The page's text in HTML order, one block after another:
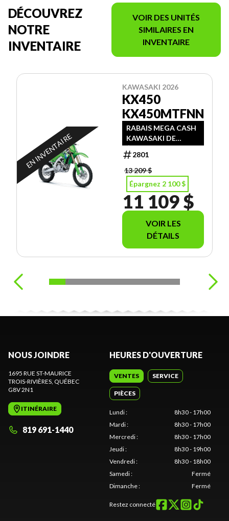
DÉCOUVREZ
NOTRE
INVENTAIRE
VOIR DES UNITÉS
SIMILAIRES EN
INVENTAIRE
EN INVENTAIRE
KAWASAKI 2026
KX450
KX450MTFNN
RABAIS MEGA CASH
KAWASAKI DE
$1500.00 + RABAIS
PROMO D'ÉTÉ
MORIN SPORTS DE
$600.00
2801
13 209 $
Épargnez 2 100 $
11 109 $
VOIR LES
DÉTAILS
NOUS JOINDRE
1695 RUE ST-MAURICE
TROIS-RIVIÈRES , QUÉBEC
G8V 2N1
ITINÉRAIRE
819 691-1440
HEURES D'OUVERTURE
VENTES SERVICE
PIÈCES
Lundi:
8h30 - 17h00
Mardi:
8h30 - 17h00
Mercredi:
8h30 - 17h00
Jeudi:
8h30 - 19h00
Vendredi:
8h30 - 18h00
Samedi:
Fermé
Dimanche: Fermé
Restez connecté